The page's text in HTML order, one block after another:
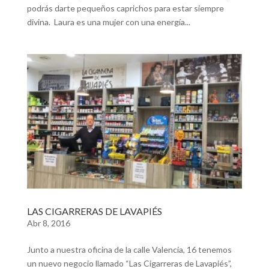
podrás darte pequeños caprichos para estar siempre
divina. Laura es una mujer con una energía...
LAS CIGARRERAS DE LAVAPIÉS
Abr 8, 2016
Junto a nuestra oficina de la calle Valencia, 16 tenemos
un nuevo negocio llamado “Las Cigarreras de Lavapiés”,